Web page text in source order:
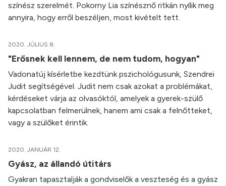
színész szerelmét. Pokorny Lia színésznő ritkán nyílik meg
annyira, hogy erről beszéljen, most kivételt tett.
2020. JÚLIUS 8.
"Erősnek kell lennem, de nem tudom, hogyan"
Vadonatúj kísérletbe kezdtünk pszichológusunk, Szendrei
Judit segítségével. Judit nem csak azokat a problémákat,
kérdéseket várja az olvasóktól, amelyek a gyerek-szülő
kapcsolatban felmerülnek, hanem ami csak a felnőtteket,
vagy a szülőket érintik.
2020. JANUÁR 12.
Gyász, az állandó útitárs
Gyakran tapasztalják a gondviselők a veszteség és a gyász